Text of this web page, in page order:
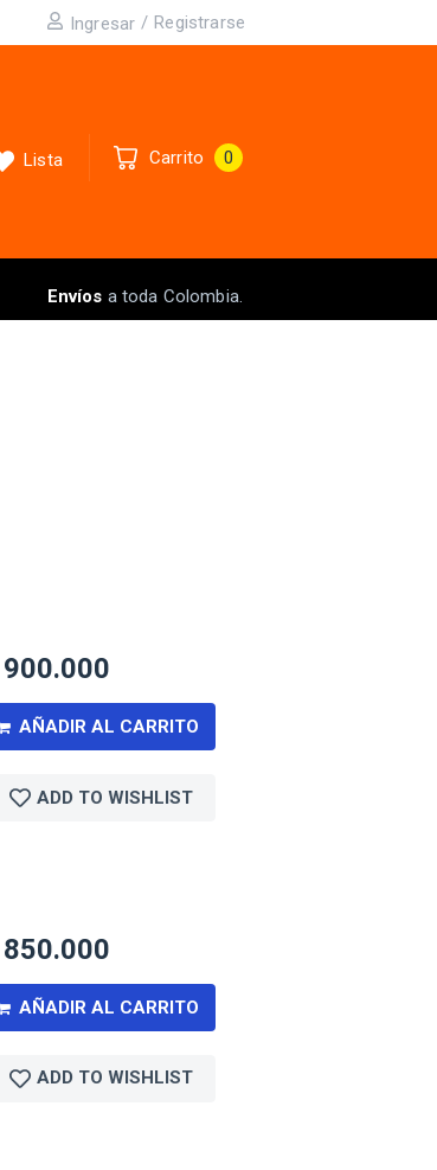
Ingresar / Registrarse
Lista Carrito 0
Envíos a toda Colombia.
900.000
AÑADIR AL CARRITO
ADD TO WISHLIST
850.000
AÑADIR AL CARRITO
ADD TO WISHLIST